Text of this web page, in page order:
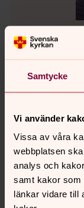
Samtycke
Vi använder
Vissa av våra
webbplatsen
analys och
samt kakor som
länkar vidare till
Lovisa
Körledare,